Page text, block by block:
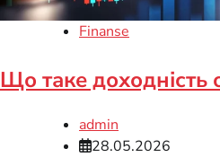
Finanse
Що таке доходність
admin
28.05.2026